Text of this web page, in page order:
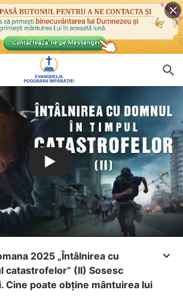
2025 „Întâlnirea cu
catastrofelor” (II) Sosesc
Cine poate obține mântuirea lui